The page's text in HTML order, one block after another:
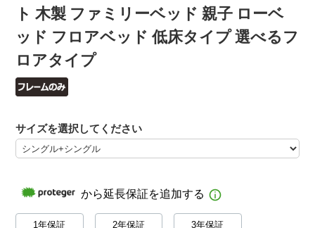
ト 木製 ファミリーベッド 親子 ローベ
ッド フロアベッド 低床タイプ 選べるフ
ロアタイプ
サイズを選択してください